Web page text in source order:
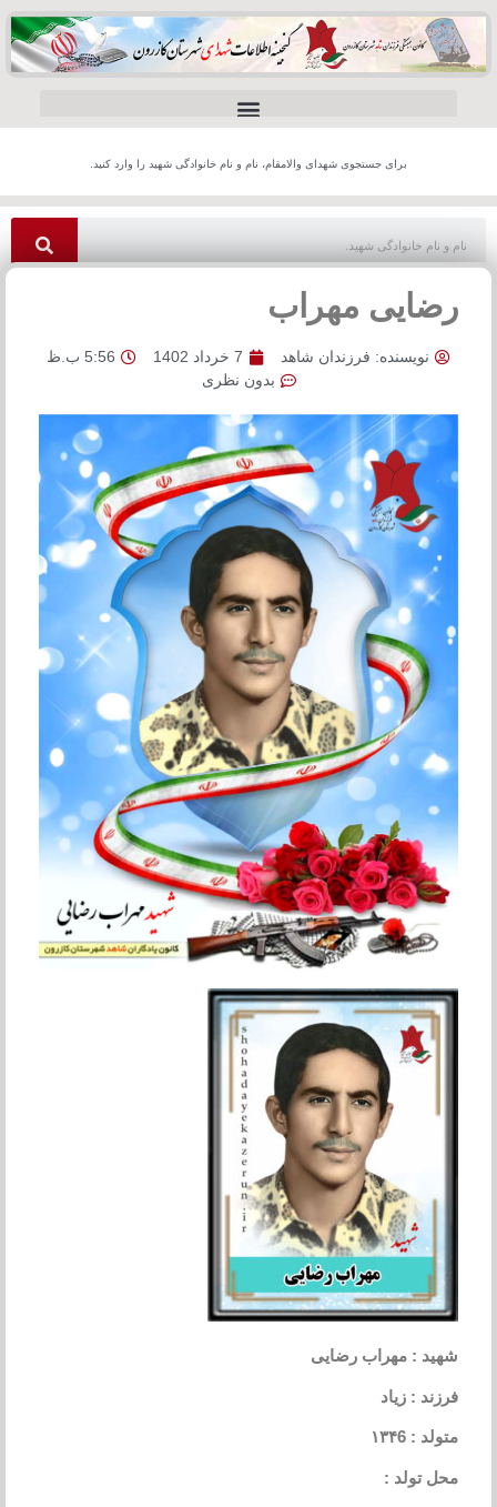
برای جستجوی شهدای والامقام، نام و نام خانوادگی شهید را وارد کنید.
رضایی مهراب
نویسنده: فرزندان شاهد 7 خرداد 1402
5:56 ب.ظ
بدون نظری
شهید : مهراب رضایی
فرزند : زیاد
متولد : ۱۳۴6
محل تولد :